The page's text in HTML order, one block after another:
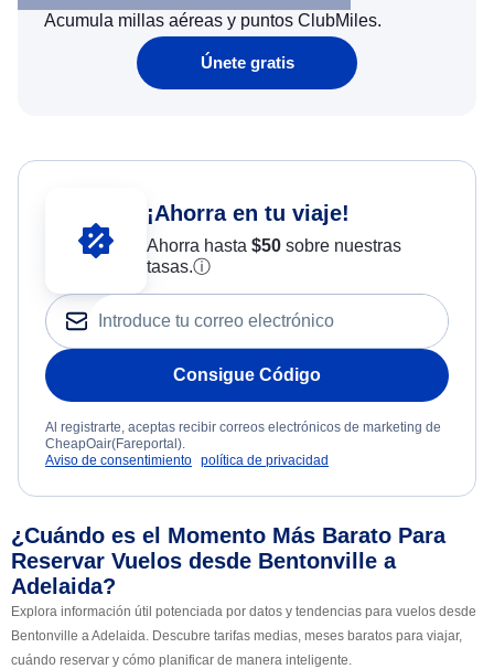
Acumula millas aéreas y puntos ClubMiles.
Únete gratis
¡Ahorra en tu viaje!
Ahorra hasta $50sobre nuestras
tasas.ⓘ
Consigue Código
Al registrarte, aceptas recibir correos electrónicos de marketing de
CheapOair(Fareportal).
Aviso de consentimiento política de privacidad
¿Cuándo es el Momento Más Barato Para
Reservar Vuelos desde Bentonville a
Adelaida?
Explora información útil potenciada por datos y tendencias para vuelos desde
Bentonville a Adelaida. Descubre tarifas medias, meses baratos para viajar,
cuándo reservar y cómo planificar de manera inteligente.